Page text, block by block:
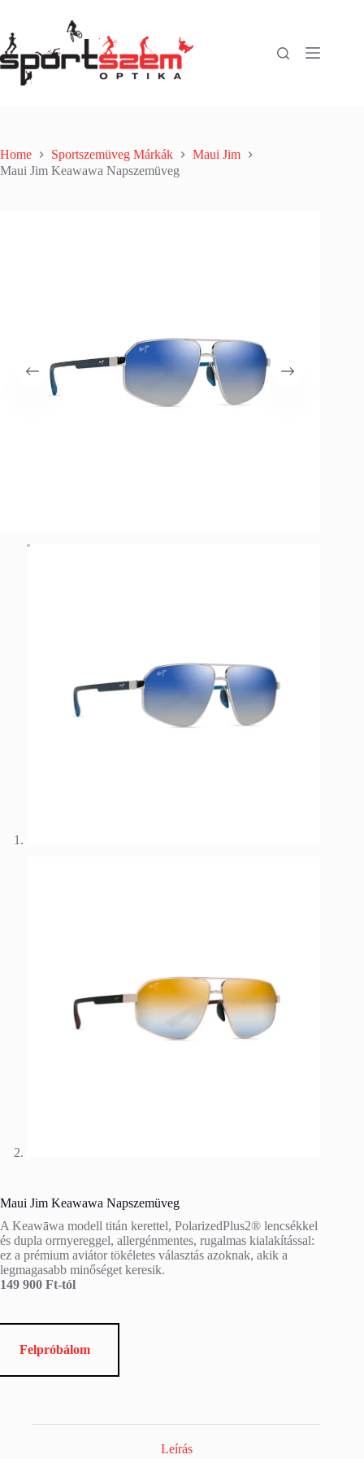
Home Sportszemüveg Márkák
Maui Jim
Maui Jim Keawawa Napszemüveg
Maui Jim Keawawa Napszemüveg
A Keawāwa modell titán kerettel, PolarizedPlus2® lencsékkel
és dupla orrnyereggel, allergénmentes, rugalmas kialakítással:
ez a prémium aviátor tökéletes választás azoknak, akik a
legmagasabb minőséget keresik.
149 900 Ft-tól
Felpróbálom
Leírás